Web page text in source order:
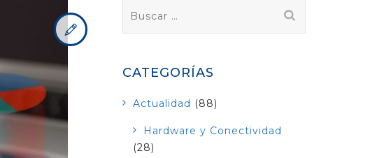
CATEGORÍAS
Actualidad (88)
Hardware y Conectividad
(28)